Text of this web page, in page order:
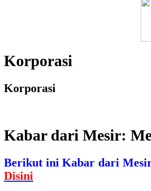
Korporasi
Korporasi
Kabar dari Mesir:
Berikut ini Kabar dari
Disini